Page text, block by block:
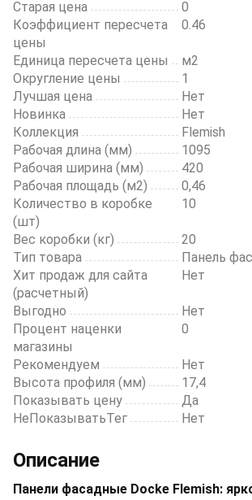
Старая цена
0
Коэффициент пересчета
цены
0.46
Единица пересчета цены
м2
Округление цены
1
Лучшая цена
Нет
Новинка
Нет
Коллекция
Flemish
Рабочая длина (мм)
1095
Рабочая ширина (мм)
420
Рабочая площадь (м2)
0,46
Количество в коробке
(шт)
10
Вес коробки (кг)
20
Тип товара
Панель
Хит продаж для сайта
(расчетный)
Нет
Выгодно
Нет
Процент наценки
магазины
0
Рекомендуем
Нет
Высота профиля (мм)
17,4
Показывать цену
Да
НеПоказыватьТег
Нет
Описание
Панели фасадные Docke Flemish: